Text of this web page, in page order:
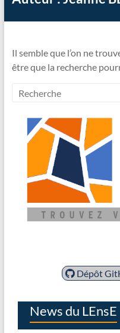
Il semble que l’on ne
être que la recherche
Dépôt
News du LEnsE